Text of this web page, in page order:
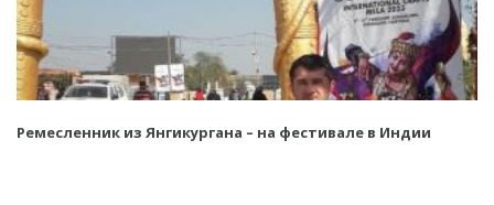
Ремесленник из Янгикургана – на фестивале в Индии